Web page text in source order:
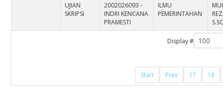
Display #
Start Prev 17 18
UJIAN
SKRIPSI
2002026093 -
INDRI KENCANA
PRAMESTI
ILMU
PEMERINTAHAN